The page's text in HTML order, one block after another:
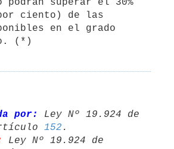
en el grado
por:
Ley Nº 19.924 de
152
Ley Nº 19.924 de